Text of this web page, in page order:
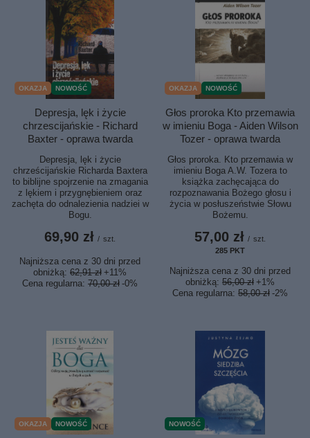
OKAZJA NOWOŚĆ
Depresja, lęk i życie
chrzescijańskie - Richard
Baxter - oprawa twarda
Depresja, lęk i życie
chrześcijańskie Richarda Baxtera
to biblijne spojrzenie na zmagania
z lękiem i przygnębieniem oraz
zachęta do odnalezienia nadziei w
Bogu.
69,90 zł / szt.
Najniższa cena z 30 dni przed
obniżką: 62,91 zł +11%
Cena regularna: 70,00 zł -0%
OKAZJA NOWOŚĆ
Głos proroka Kto przemawia
w imieniu Boga - Aiden Wilson
Tozer - oprawa twarda
Głos proroka. Kto przemawia w
imieniu Boga A.W. Tozera to
książka zachęcająca do
rozpoznawania Bożego głosu i
życia w posłuszeństwie Słowu
Bożemu.
57,00 zł / szt.
285 PKT
Najniższa cena z 30 dni przed
obniżką: 56,00 zł +1%
Cena regularna: 58,00 zł -2%
OKAZJA NOWOŚĆ NOWOŚĆ